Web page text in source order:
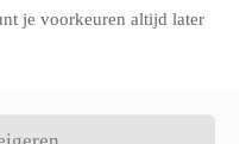
je voorkeuren altijd later